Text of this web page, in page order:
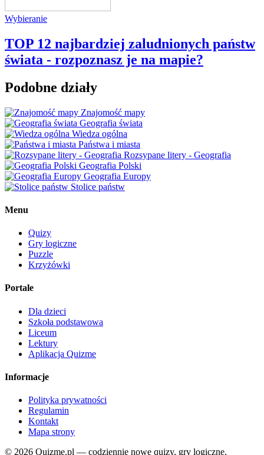
Wybieranie
TOP 12 najbardziej zaludnionych państw
świata - rozpoznasz je na mapie?
Podobne działy
Znajomość mapy
Geografia świata
Wiedza ogólna
Państwa i miasta
Rozsypane litery - Geografia
Geografia Polski
Geografia Europy
Stolice państw
Menu
Quizy
Gry logiczne
Puzzle
Krzyżówki
Portale
Dla dzieci
Szkoła podstawowa
Liceum
Lektury
Aplikacja Quizme
Informacje
Polityka prywatności
Regulamin
Kontakt
Mapa strony
© 2026 Quizme.pl — codziennie nowe quizy, gry logiczne,